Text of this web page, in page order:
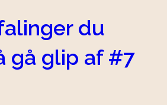
du
gå glip af #7